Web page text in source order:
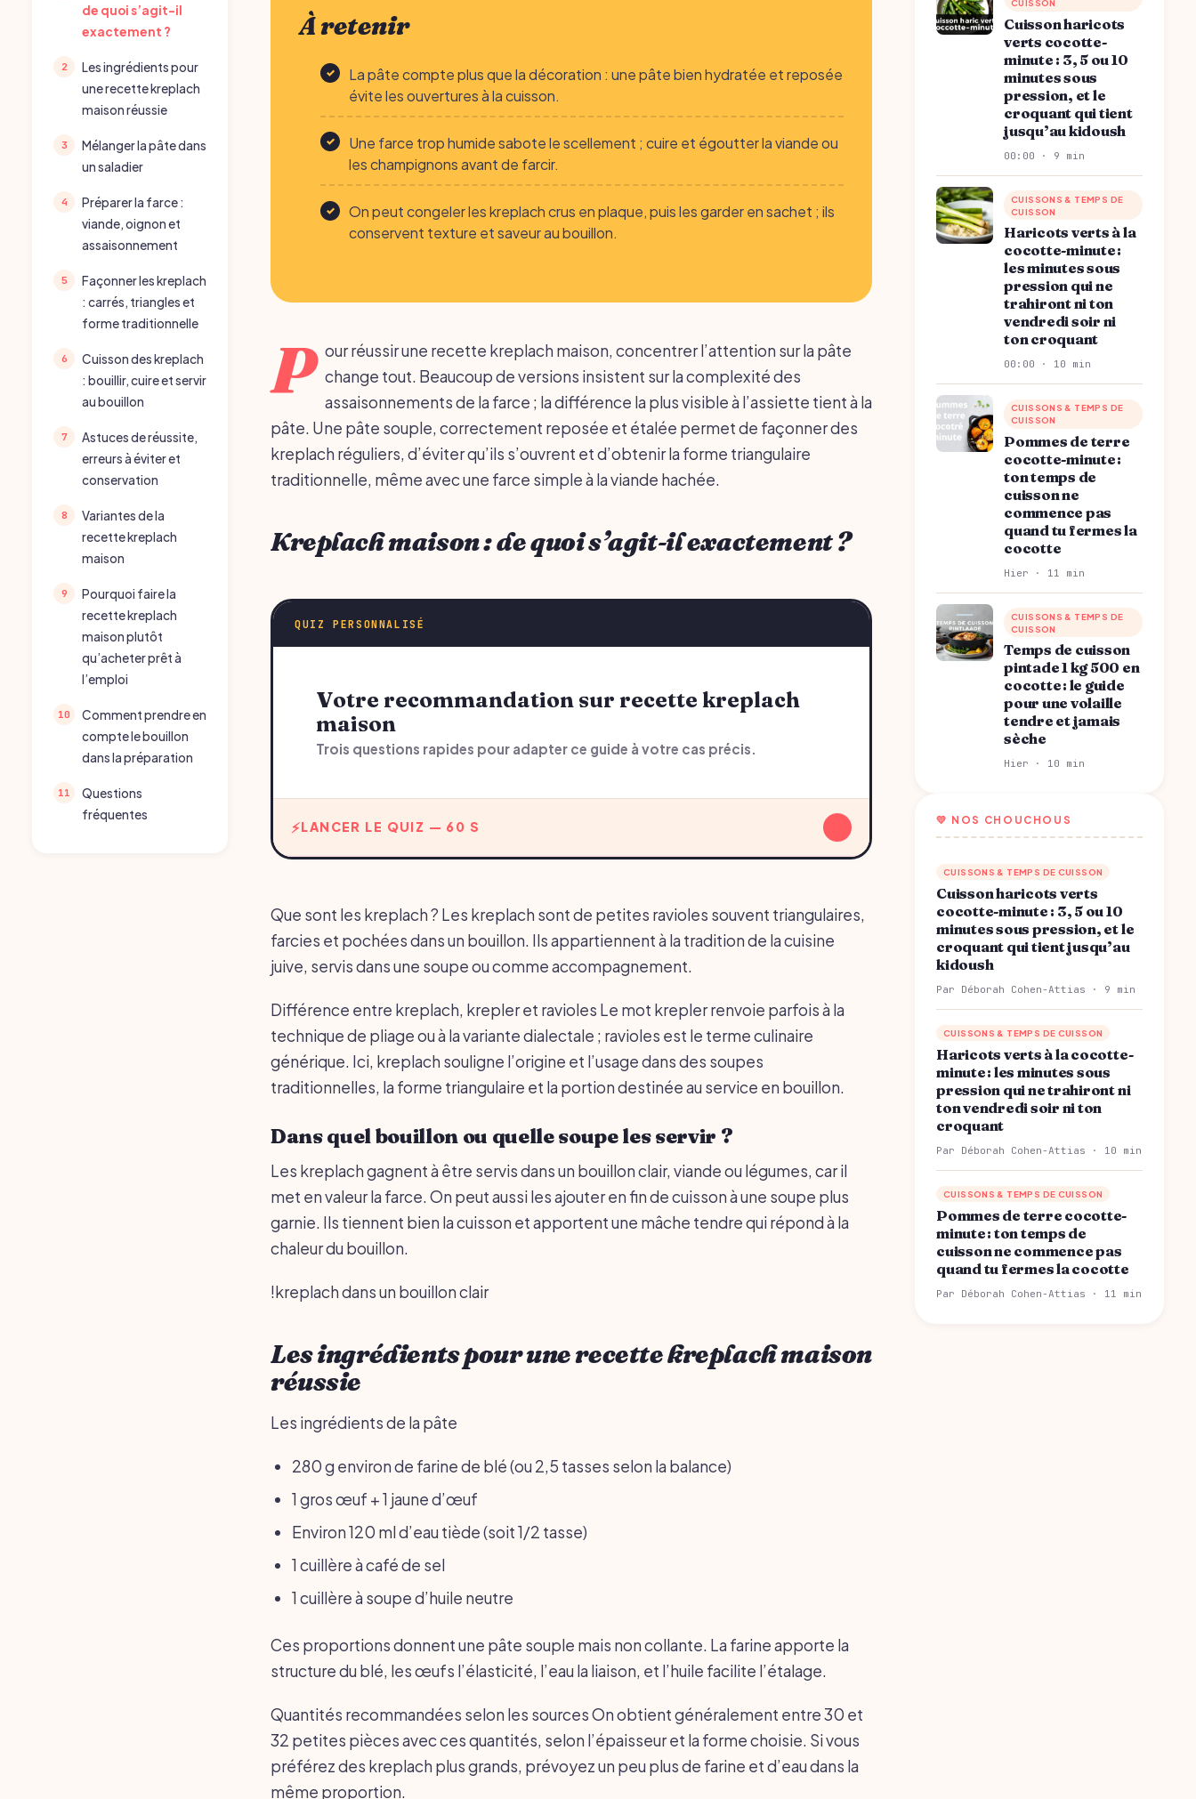
de quoi s’agit-il
exactement ?
Les ingrédients pour
une recette kreplach
maison réussie
Mélanger la pâte dans
un saladier
Préparer la farce :
viande, oignon et
assaisonnement
Façonner les kreplach
: carrés, triangles et
forme traditionnelle
Cuisson des kreplach
: bouillir, cuire et servir
au bouillon
Astuces de réussite,
erreurs à éviter et
conservation
Variantes de la
recette kreplach
maison
Pourquoi faire la
recette kreplach
maison plutôt
qu’acheter prêt à
l’emploi
Comment prendre en
compte le bouillon
dans la préparation
Questions
fréquentes
À retenir
La pâte compte plus que la décoration : une pâte bien hydratée et reposée
évite les ouvertures à la cuisson.
Une farce trop humide sabote le scellement ; cuire et égoutter la viande ou
les champignons avant de farcir.
On peut congeler les kreplach crus en plaque, puis les garder en sachet ; ils
conservent texture et saveur au bouillon.
P our réussir une recette kreplach maison, concentrer l’attention sur la pâte
change tout. Beaucoup de versions insistent sur la complexité des
assaisonnements de la farce ; la différence la plus visible à l’assiette tient à la
pâte. Une pâte souple, correctement reposée et étalée permet de façonner des
kreplach réguliers, d’éviter qu’ils s’ouvrent et d’obtenir la forme triangulaire
traditionnelle, même avec une farce simple à la viande hachée.
Kreplach maison : de quoi s’agit-il exactement ?
QUIZ PERSONNALISÉ
Votre recommandation sur recette kreplach
maison
Trois questions rapides pour adapter ce guide à votre cas précis.
LANCER LE QUIZ — 60 S
Que sont les kreplach ? Les kreplach sont de petites ravioles souvent triangulaires,
farcies et pochées dans un bouillon. Ils appartiennent à la tradition de la cuisine
juive, servis dans une soupe ou comme accompagnement.
Différence entre kreplach, krepler et ravioles Le mot krepler renvoie parfois à la
technique de pliage ou à la variante dialectale ; ravioles est le terme culinaire
générique. Ici, kreplach souligne l’origine et l’usage dans des soupes
traditionnelles, la forme triangulaire et la portion destinée au service en bouillon.
Dans quel bouillon ou quelle soupe les servir ?
Les kreplach gagnent à être servis dans un bouillon clair, viande ou légumes, car il
met en valeur la farce. On peut aussi les ajouter en fin de cuisson à une soupe plus
garnie. Ils tiennent bien la cuisson et apportent une mâche tendre qui répond à la
chaleur du bouillon.
!kreplach dans un bouillon clair
Les ingrédients pour une recette kreplach maison
réussie
Les ingrédients de la pâte
280 g environ de farine de blé (ou 2,5 tasses selon la balance)
1 gros œuf + 1 jaune d’œuf
Environ 120 ml d’eau tiède (soit 1/2 tasse)
1 cuillère à café de sel
1 cuillère à soupe d’huile neutre
Ces proportions donnent une pâte souple mais non collante. La farine apporte la
structure du blé, les œufs l’élasticité, l’eau la liaison, et l’huile facilite l’étalage.
Quantités recommandées selon les sources On obtient généralement entre 30 et
32 petites pièces avec ces quantités, selon l’épaisseur et la forme choisie. Si vous
préférez des kreplach plus grands, prévoyez un peu plus de farine et d’eau dans la
même proportion.
CUISSON
Cuisson haricots
verts cocotte-
minute : 3, 5 ou 10
minutes sous
pression, et le
croquant qui tient
jusqu’au kidoush
00:00 · 9 min
CUISSONS & TEMPS DE
CUISSON
Haricots verts à la
cocotte-minute :
les minutes sous
pression qui ne
trahiront ni ton
vendredi soir ni
ton croquant
00:00 · 10 min
CUISSONS & TEMPS DE
CUISSON
Pommes de terre
cocotte-minute :
ton temps de
cuisson ne
commence pas
quand tu fermes la
cocotte
Hier · 11 min
CUISSONS & TEMPS DE
CUISSON
Temps de cuisson
pintade 1 kg 500 en
cocotte : le guide
pour une volaille
tendre et jamais
sèche
Hier · 10 min
💛 NOS CHOUCHOUS
CUISSONS & TEMPS DE CUISSON
Cuisson haricots verts
cocotte-minute : 3, 5 ou 10
minutes sous pression, et le
croquant qui tient jusqu’au
kidoush
Par Déborah Cohen-Attias · 9 min
CUISSONS & TEMPS DE CUISSON
Haricots verts à la cocotte-
minute : les minutes sous
pression qui ne trahiront ni
ton vendredi soir ni ton
croquant
Par Déborah Cohen-Attias · 10 min
CUISSONS & TEMPS DE CUISSON
Pommes de terre cocotte-
minute : ton temps de
cuisson ne commence pas
quand tu fermes la cocotte
Par Déborah Cohen-Attias · 11 min